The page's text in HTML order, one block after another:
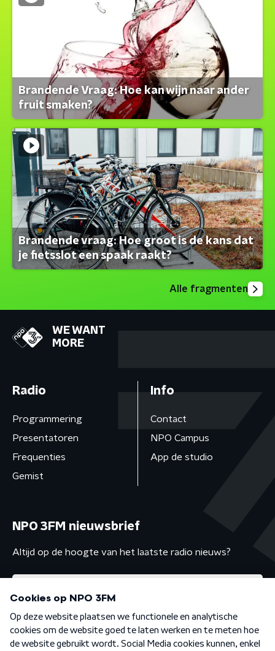
Brandende Vraag: Hoe kan wijn naar ander
fruit smaken?
Brandende vraag: Hoe groot is de kans dat
je fietsslot een spaak raakt?
Alle fragmenten
WE WANT
MORE
Radio
Programmering
Presentatoren
Frequenties
Gemist
Info
Contact
NPO Campus
App de studio
NPO 3FM nieuwsbrief
Altijd op de hoogte van het laatste radio nieuws?